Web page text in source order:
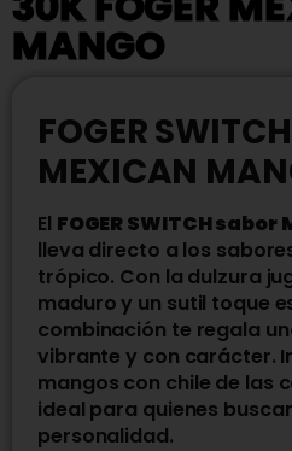
MANGO
FOGER
MEXICAN
El FOGER SWITCH
lleva directo a los
trópico. Con la dulzura
maduro y un sutil toque
combinación te regala
vibrante y con carácter.
mangos con chile de las
ideal para quienes
personalidad.